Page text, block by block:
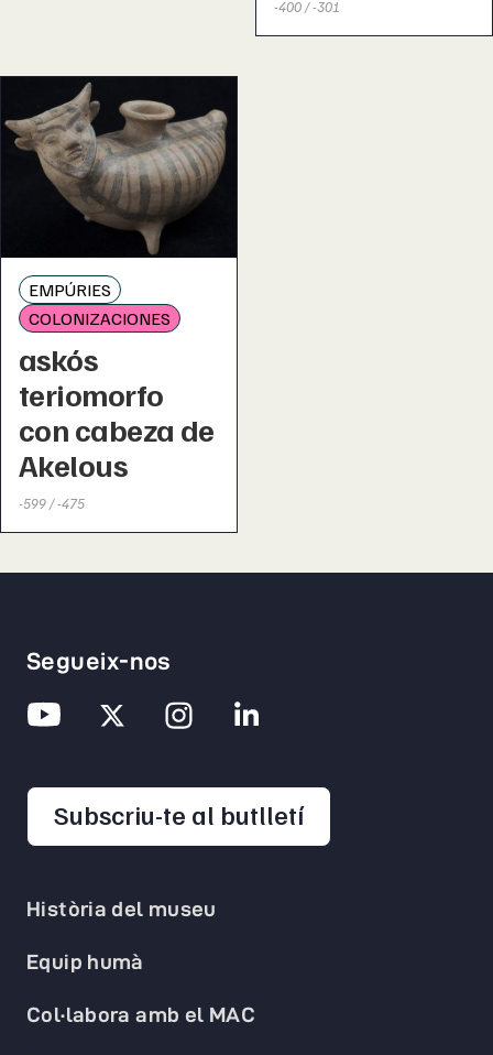
-400 / -301
EMPÚRIES
COLONIZACIONES
askós
teriomorfo
con cabeza de
Akelous
-599 / -475
Història del museu
Equip humà
Col·labora amb el MAC
Segueix-nos
Subscriu-te al butlletíopens in a new